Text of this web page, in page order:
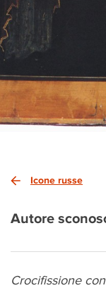
Icone russe
Autore
Crocifissione